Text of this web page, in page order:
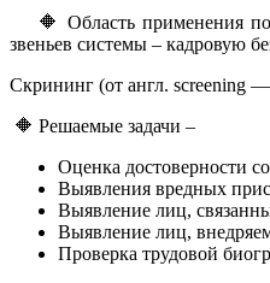
🔶 Область применения
звеньев системы – кадровую
Скрининг (от англ. screening
🔶 Решаемые задачи –
Оценка достоверности
Выявления вредных
Выявление лиц,
Выявление лиц,
Проверка трудовой